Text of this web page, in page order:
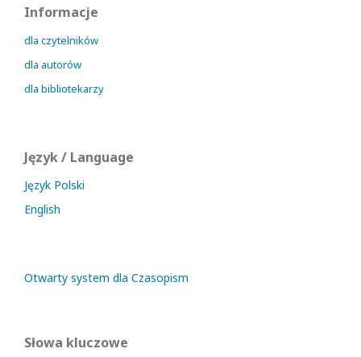
Informacje
dla czytelników
dla autorów
dla bibliotekarzy
Język / Language
Język Polski
English
Otwarty system dla Czasopism
Słowa kluczowe